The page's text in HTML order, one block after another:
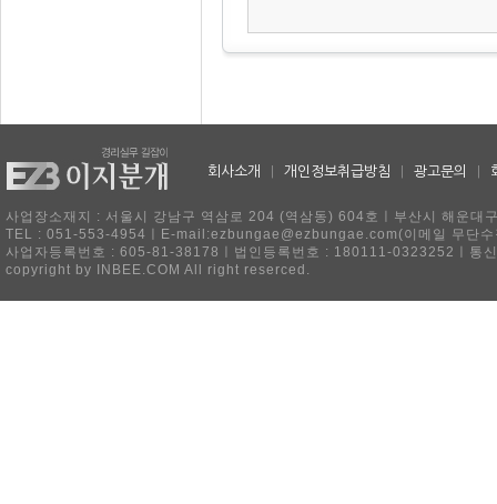
회사소개 개인정보취급방침 광고문의
사업장소재지 : 서울시 강남구 역삼로 204 (역삼동) 604호ㅣ부산시 해운
TEL : 051-553-4954ㅣE-mail:ezbungae@ezbungae.com(이메일 무단수
사업자등록번호 : 605-81-38178ㅣ법인등록번호 : 180111-0323252ㅣ통
copyright by INBEE.COM All right reserced.